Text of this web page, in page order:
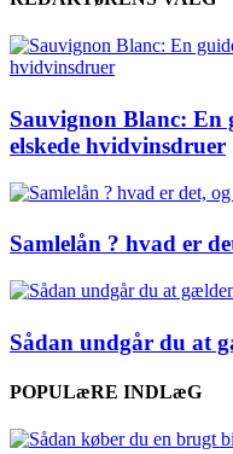
Sauvignon Blanc: En
elskede hvidvinsdruer
Samlelån ? hvad er
Sådan undgår du at
POPULæRE INDLæG